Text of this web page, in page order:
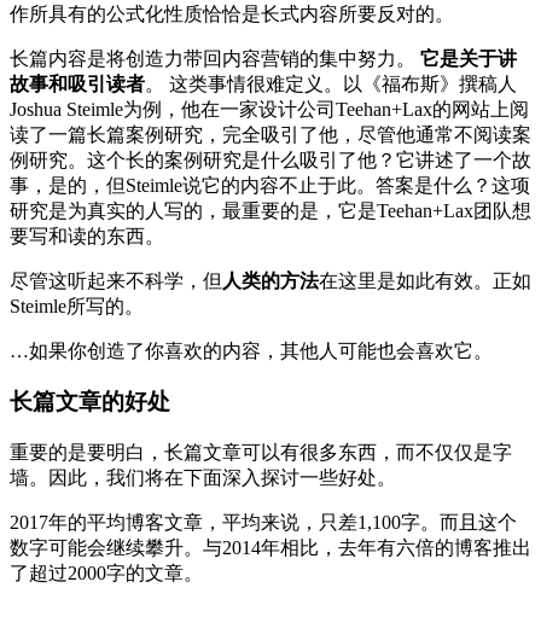
作所具有的公式化性质恰恰是长式内容所要反对的。
长篇内容是将创造力带回内容营销的集中努力。 它是关于讲
故事和吸引读者。 这类事情很难定义。以《福布斯》撰稿人
Joshua Steimle为例，他在一家设计公司Teehan+Lax的网站上阅
读了一篇长篇案例研究，完全吸引了他，尽管他通常不阅读案
例研究。这个长的案例研究是什么吸引了他？它讲述了一个故
事，是的，但Steimle说它的内容不止于此。答案是什么？这项
研究是为真实的人写的，最重要的是，它是Teehan+Lax团队想
要写和读的东西。
尽管这听起来不科学，但 人类的方法在这里是如此有效。正如
Steimle所写的。
…如果你创造了你喜欢的内容，其他人可能也会喜欢它。
长篇文章的好处
重要的是要明白，长篇文章可以有很多东西，而不仅仅是字
墙。因此，我们将在下面深入探讨一些好处。
2017年的平均博客文章，平均来说，只差1,100字。而且这个
数字可能会继续攀升。与2014年相比，去年有六倍的博客推出
了超过2000字的文章。